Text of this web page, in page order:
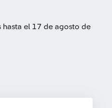
hasta el 17 de agosto de